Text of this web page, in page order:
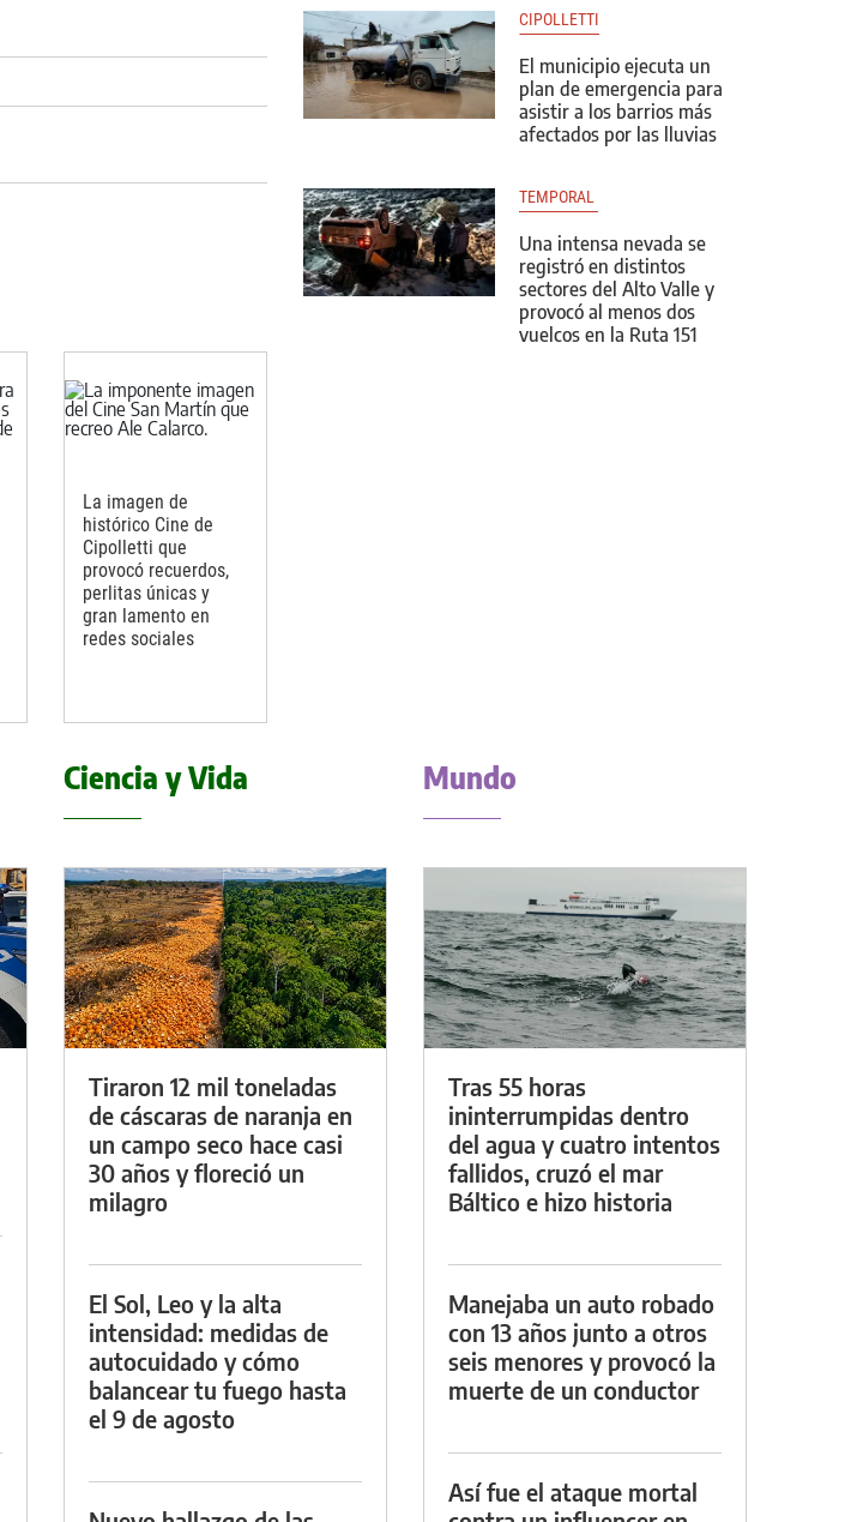
La imagen de
histórico Cine de
Cipolletti que
provocó recuerdos,
perlitas únicas y
gran lamento en
redes sociales
CIPOLLETTI
El municipio ejecuta un
plan de emergencia para
asistir a los barrios más
afectados por las lluvias
TEMPORAL
Una intensa nevada se
registró en distintos
sectores del Alto Valle y
provocó al menos dos
vuelcos en la Ruta 151
Ciencia y Vida
Tiraron 12 mil toneladas
de cáscaras de naranja en
un campo seco hace casi
30 años y floreció un
milagro
El Sol, Leo y la alta
intensidad: medidas de
autocuidado y cómo
balancear tu fuego hasta
el 9 de agosto
Mundo
Tras 55 horas
ininterrumpidas dentro
del agua y cuatro intentos
fallidos, cruzó el mar
Báltico e hizo historia
Manejaba un auto robado
con 13 años junto a otros
seis menores y provocó la
muerte de un conductor
Así fue el ataque mortal